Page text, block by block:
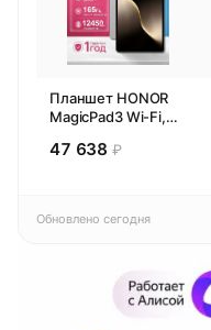
Планшет HONOR
MagicPad3 Wi-Fi,
Snapdragon 8,
47 638 ₽
Обновлено сегодня